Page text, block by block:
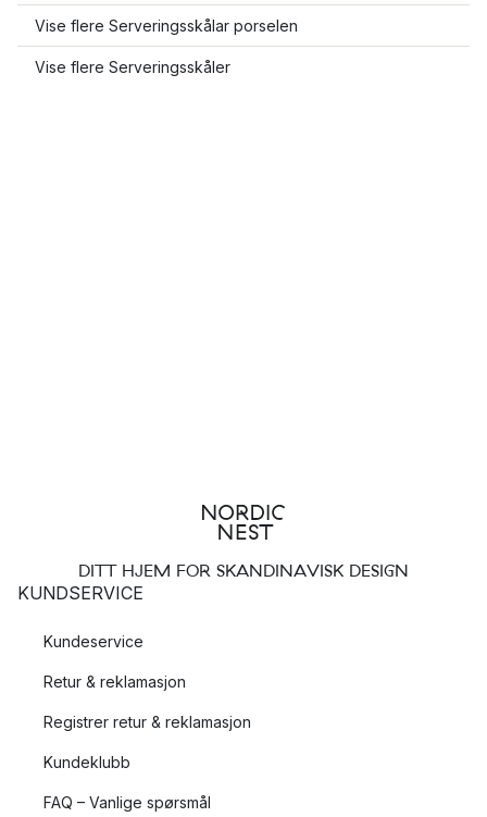
Vise flere Serveringsskålar porselen
Vise flere Serveringsskåler
DITT HJEM FOR SKANDINAVISK DESIGN
KUNDSERVICE
Kundeservice
Retur & reklamasjon
Registrer retur & reklamasjon
Kundeklubb
FAQ – Vanlige spørsmål